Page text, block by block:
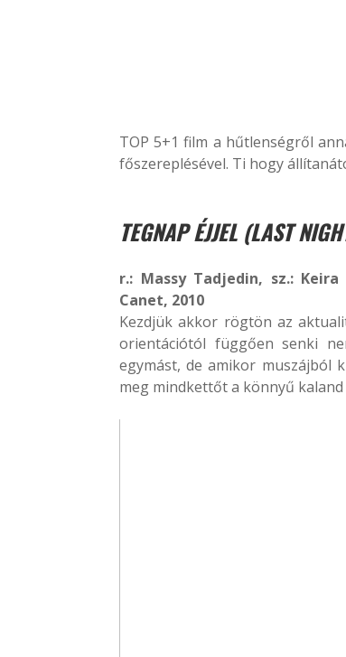
TOP 5+1 film a hűtlenségről
főszereplésével. Ti hogy
TEGNAP ÉJJEL (LAST
r.: Massy Tadjedin, sz.:
Canet, 2010
Kezdjük akkor rögtön az
orientációtól függően senki
egymást, de amikor muszájból
meg mindkettőt a könnyű